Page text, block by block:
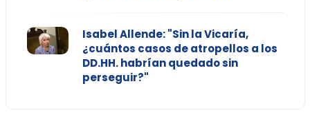
Isabel Allende: "Sin la Vicaría,
¿cuántos casos de atropellos a los
DD.HH. habrían quedado sin
perseguir?"